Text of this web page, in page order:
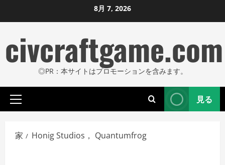
ン
ン
ツ
ス
ッ
8月 7, 2026
civcraftgame.com
◎PR：本サイトはプロモーションを含みます。
プ
イ
マ
見る
家 Honig Studios， Quantumfrog